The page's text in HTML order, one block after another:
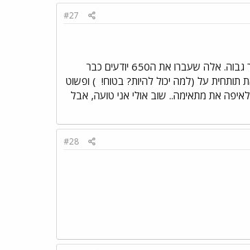
#27
הקטע של הקורס 700 ,זה לקחת אנשים שיש להם כבר ידע פסיכומטרי ברמה יחסית גבוה ולהביא אותם לרמה עוד יותר גבוה. אלה שעברו את ה650 יודעים כבר
תותחית על (למה יכול להיות? בטוח! ) ופשוט
לך לאיפה את מתאימה.. שוב אולי אני טועה, אבל
#28